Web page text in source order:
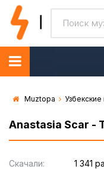
Muztopa Узбекские
Anastasia Scar -
Скачали:
1 341